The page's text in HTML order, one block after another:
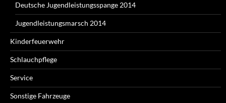
Deutsche Jugendleistungsspange 2014
Jugendleistungsmarsch 2014
Kinderfeuerwehr
Schlauchpflege
Service
Sonstige Fahrzeuge